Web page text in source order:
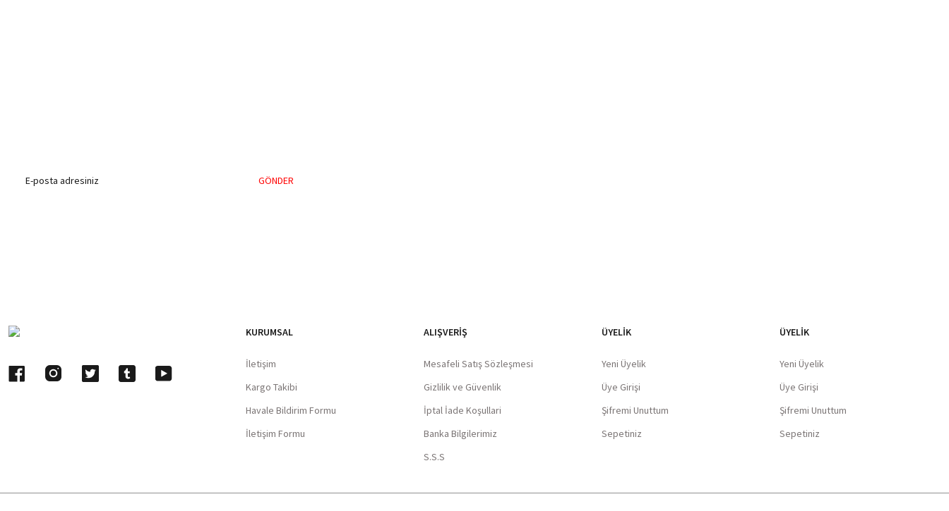
GÖNDER
KURUMSAL
İletişim
Kargo Takibi
Havale Bildirim Formu
İletişim Formu
ALIŞVERIŞ
Mesafeli Satış Sözleşmesi
Gizlilik ve Güvenlik
İptal İade Koşullari
Banka Bilgilerimiz
S.S.S
ÜYELİK
Yeni Üyelik
Üye Girişi
Şifremi Unuttum
Sepetiniz
ÜYELİK
Yeni Üyelik
Üye Girişi
Şifremi Unuttum
Sepetiniz